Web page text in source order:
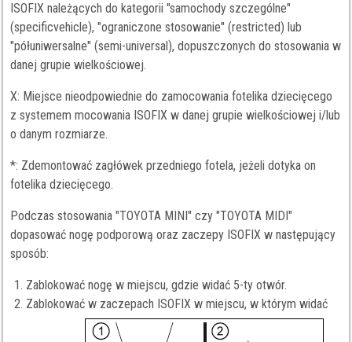
ISOFIX należących do kategorii "samochody szczególne"
(specificvehicle), "ograniczone stosowanie" (restricted) lub
"półuniwersalne" (semi-universal), dopuszczonych do stosowania w
danej grupie wielkościowej.
X: Miejsce nieodpowiednie do zamocowania fotelika dziecięcego
z systemem mocowania ISOFIX w danej grupie wielkościowej i/lub
o danym rozmiarze.
*: Zdemontować zagłówek przedniego fotela, jeżeli dotyka on
fotelika dziecięcego.
Podczas stosowania "TOYOTA MINI" czy "TOYOTA MIDI"
dopasować nogę podporową oraz zaczepy ISOFIX w następujący
sposób:
Zablokować nogę w miejscu, gdzie widać 5-ty otwór.
Zablokować w zaczepach ISOFIX w miejscu, w którym widać